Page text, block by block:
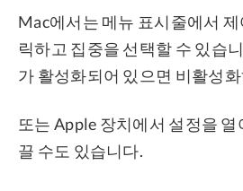
Mac에서는 메뉴 표시줄에서
릭하고 집중을 선택할 수 있습
가 활성화되어 있으면 비활성
또는 Apple 장치에서 설정을
끌 수도 있습니다.